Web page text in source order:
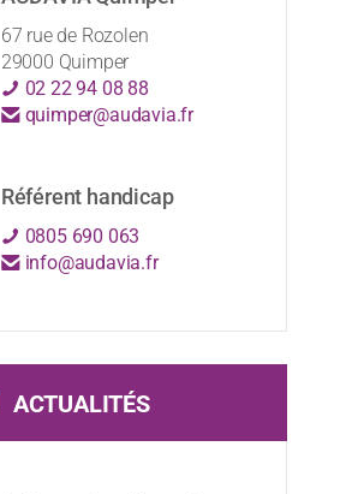
67 rue de Rozolen
29000 Quimper
02 22 94 08 88
quimper@audavia.fr
Référent handicap
0805 690 063
info@audavia.fr
ACTUALITÉS